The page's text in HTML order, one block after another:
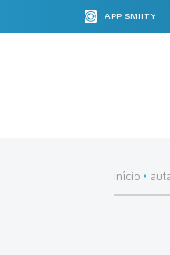
APP SMIITY
início•